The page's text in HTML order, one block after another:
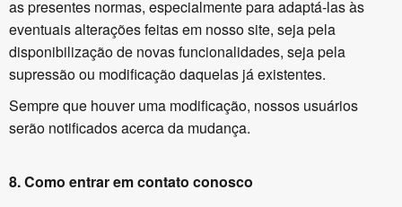
as presentes normas, especialmente para adaptá-las às
eventuais alterações feitas em nosso site, seja pela
disponibilização de novas funcionalidades, seja pela
supressão ou modificação daquelas já existentes.
Sempre que houver uma modificação, nossos usuários
serão notificados acerca da mudança.
8.Como entrar em contato conosco